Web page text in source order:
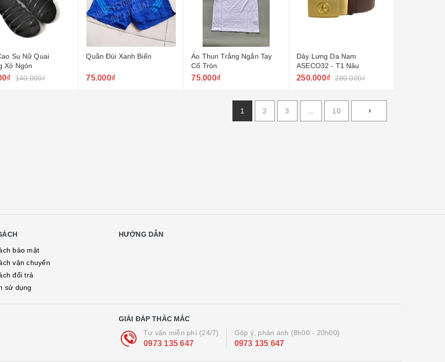
Su Nữ Quai
Xỏ Ngón
140.000₫
Quần Đùi Xanh Biển
75.000₫
Áo Thun Trắng Ngắn Tay
Cổ Tròn
75.000₫
Dây Lưng Da Nam
ASECO32 - T1 Nâu
250.000₫ 280.000₫
1 2 3 10
bảo mật
vận chuyển
đổi trả
sử dụng
HƯỚNG DẪN
GIẢI ĐÁP THẮC MẮC
Tư vấn miễn phí (24/7)
0973 135 647
Góp ý, phản ánh (8h00 - 20h00)
0973 135 647